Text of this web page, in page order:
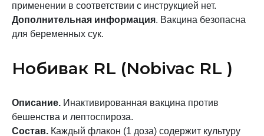
применении в соответствии с инструкцией нет.
Дополнительная информация. Вакцина безопасна
для беременных сук.
Нобивак RL (Nobivac RL )
Описание. Инактивированная вакцина против
бешенства и лептоспироза.
Состав. Каждый флакон (1 доза) содержит культуру